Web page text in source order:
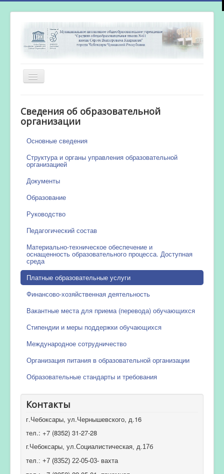
Включить/
выключить
Новости
Сведения об образовательной
организации
Основные сведения
Структура и органы управления образовательной
организацией
Документы
Образование
Руководство
Педагогический состав
Материально-техническое обеспечение и
оснащенность образовательного процесса. Доступная
среда
Платные образовательные услуги
Финансово-хозяйственная деятельность
Вакантные места для приема (перевода) обучающихся
Стипендии и меры поддержки обучающихся
Международное сотрудничество
Организация питания в образовательной организации
Образовательные стандарты и требования
Контакты
г.Чебоксары, ул.Чернышевского, д.16
тел.: +7 (8352) 31-27-28
г.Чебоксары, ул.Социалистическая, д.17б
тел.: +7 (8352) 22-05-03- вахта